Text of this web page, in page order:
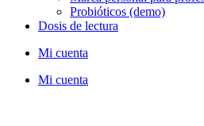
Probióticos (demo)
Dosis de lectura
Mi cuenta
Mi cuenta